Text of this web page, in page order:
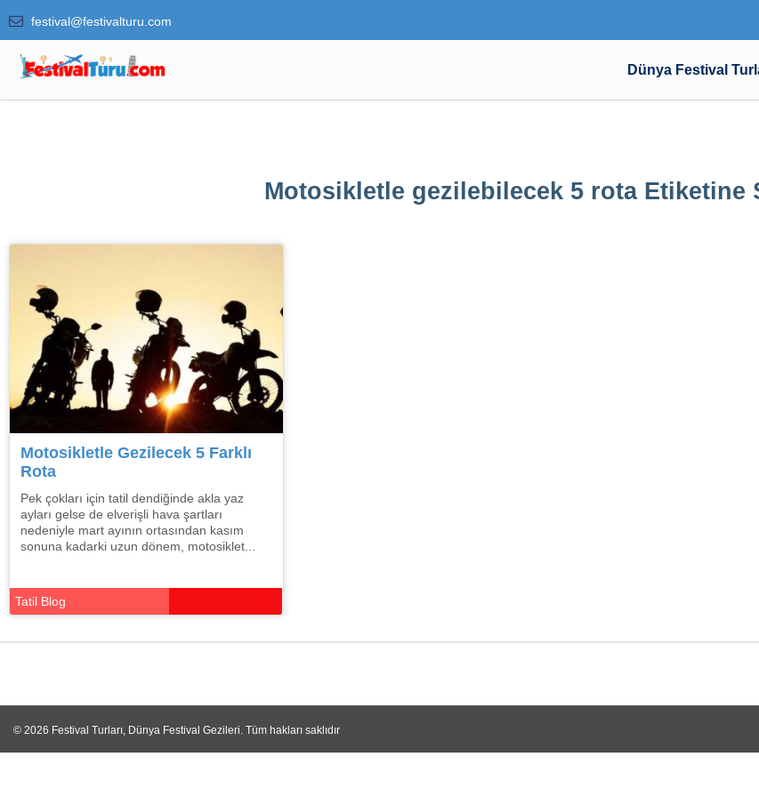
festival@festivalturu.com
Dünya Festival
Motosikletle gezilebilecek 5 rota Etiketine
Motosikletle Gezilecek 5 Farklı
Rota
Pek çokları için tatil dendiğinde akla yaz
ayları gelse de elverişli hava şartları
nedeniyle mart ayının ortasından kasım
sonuna kadarki uzun dönem, motosiklet...
Tatil Blog
© 2026 Festival Turları, Dünya Festival Gezileri . Tüm hakları saklıdır